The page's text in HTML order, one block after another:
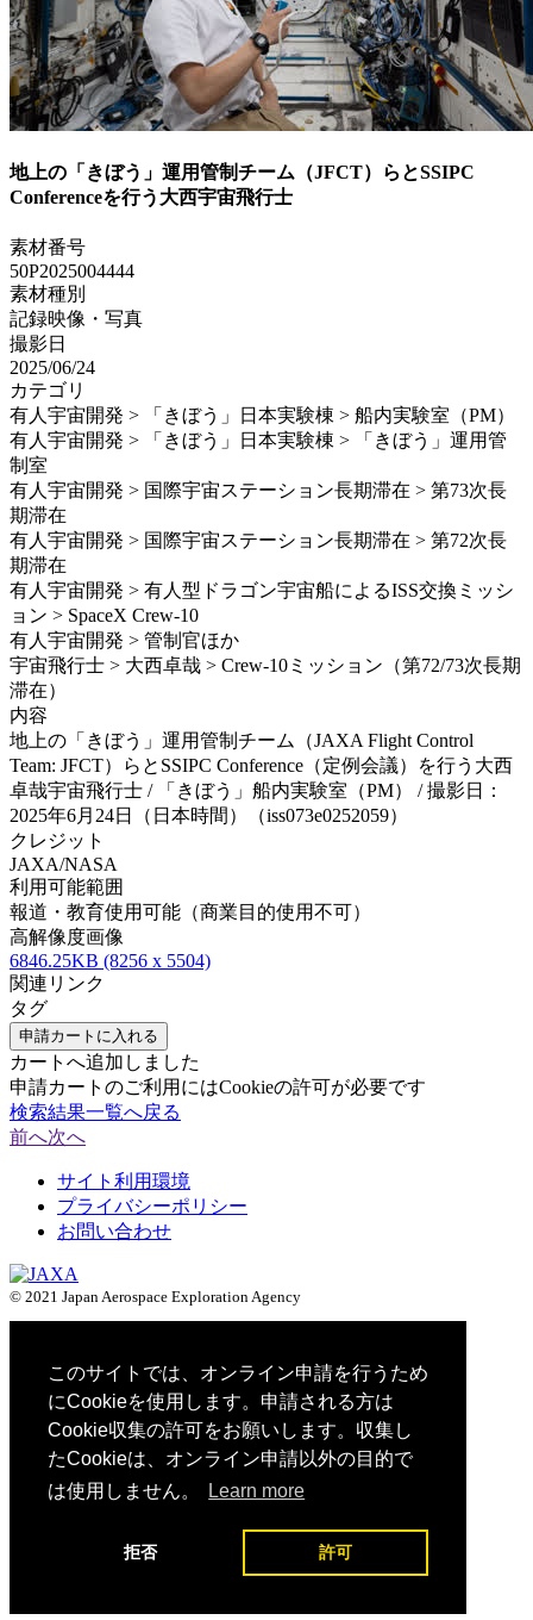
このサイトでは、オンライン申請を行うため
にCookieを使用します。申請される方は
Cookie収集の許可をお願いします。収集し
たCookieは、オンライン申請以外の目的で
は使用しません。
Learn more
拒否 許可
地上の「きぼう」運用管制チーム（JFCT）らとSSIPC
Conferenceを行う大西宇宙飛行士
素材番号
50P2025004444
素材種別
記録映像・写真
撮影日
2025/06/24
カテゴリ
有人宇宙開発 > 「きぼう」日本実験棟 > 船内実験室（PM）
有人宇宙開発 > 「きぼう」日本実験棟 > 「きぼう」運用管
制室
有人宇宙開発 > 国際宇宙ステーション長期滞在 > 第73次長
期滞在
有人宇宙開発 > 国際宇宙ステーション長期滞在 > 第72次長
期滞在
有人宇宙開発 > 有人型ドラゴン宇宙船によるISS交換ミッシ
ョン > SpaceX Crew-10
有人宇宙開発 > 管制官ほか
宇宙飛行士 > 大西卓哉 > Crew-10ミッション（第72/73次長期
滞在）
内容
地上の「きぼう」運用管制チーム（JAXA Flight Control
Team: JFCT）らとSSIPC Conference（定例会議）を行う大西
卓哉宇宙飛行士 / 「きぼう」船内実験室（PM） / 撮影日：
2025年6月24日（日本時間）（iss073e0252059）
クレジット
JAXA/NASA
利用可能範囲
報道・教育使用可能（商業目的使用不可）
高解像度画像
6846.25KB (8256 x 5504)
関連リンク
タグ
申請カートに入れる
カートへ追加しました
申請カートのご利用にはCookieの許可が必要です
検索結果一覧へ戻る
前へ次へ
サイト利用環境
プライバシーポリシー
お問い合わせ
© 2021 Japan Aerospace Exploration Agency